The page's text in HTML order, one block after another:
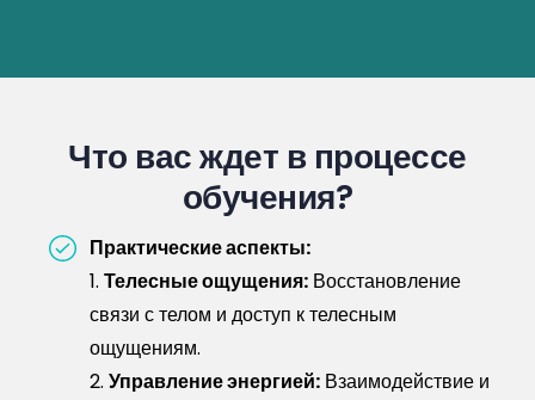
Что вас ждет в процессе
обучения?
Практические аспекты:
1. Телесные ощущения:Восстановление
связи с телом и доступ к телесным
ощущениям.
2. Управление энергией:Взаимодействие и